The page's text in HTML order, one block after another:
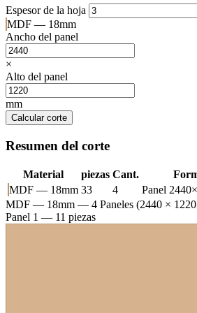
Espesor de la hoja
MDF — 18mm
Ancho del panel
×
Alto del panel
mm
Calcular corte
Resumen del corte
Material piezas Cant.
MDF — 18mm 33 4 Panel
MDF — 18mm — 4 Paneles (2440 ×
Panel 1 — 11 piezas